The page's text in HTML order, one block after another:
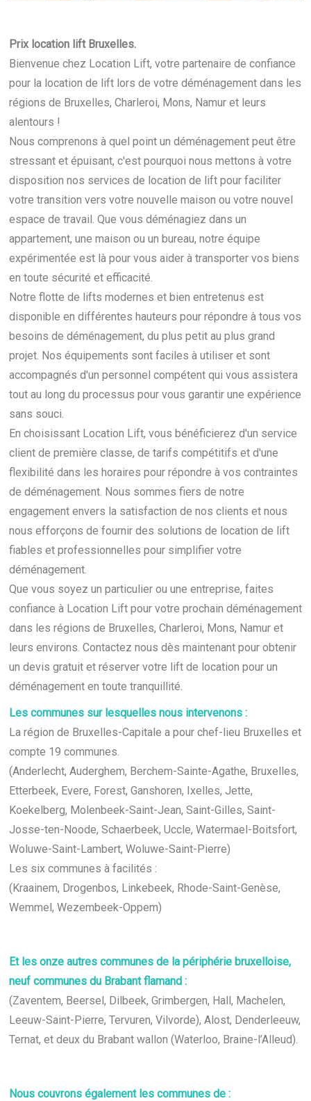
Prix location lift Bruxelles.
Bienvenue chez Location Lift, votre partenaire de confiance
pour la location de lift lors de votre déménagement dans les
régions de Bruxelles, Charleroi, Mons, Namur et leurs
alentours !
Nous comprenons à quel point un déménagement peut être
stressant et épuisant, c'est pourquoi nous mettons à votre
disposition nos services de location de lift pour faciliter
votre transition vers votre nouvelle maison ou votre nouvel
espace de travail. Que vous déménagiez dans un
appartement, une maison ou un bureau, notre équipe
expérimentée est là pour vous aider à transporter vos biens
en toute sécurité et efficacité.
Notre flotte de lifts modernes et bien entretenus est
disponible en différentes hauteurs pour répondre à tous vos
besoins de déménagement, du plus petit au plus grand
projet. Nos équipements sont faciles à utiliser et sont
accompagnés d'un personnel compétent qui vous assistera
tout au long du processus pour vous garantir une expérience
sans souci.
En choisissant Location Lift, vous bénéficierez d'un service
client de première classe, de tarifs compétitifs et d'une
flexibilité dans les horaires pour répondre à vos contraintes
de déménagement. Nous sommes fiers de notre
engagement envers la satisfaction de nos clients et nous
nous efforçons de fournir des solutions de location de lift
fiables et professionnelles pour simplifier votre
déménagement.
Que vous soyez un particulier ou une entreprise, faites
confiance à Location Lift pour votre prochain déménagement
dans les régions de Bruxelles, Charleroi, Mons, Namur et
leurs environs. Contactez nous dès maintenant pour obtenir
un devis gratuit et réserver votre lift de location pour un
déménagement en toute tranquillité.
Les communes sur lesquelles nous intervenons :
La région de Bruxelles-Capitale a pour chef-lieu Bruxelles et
compte 19 communes.
(Anderlecht, Auderghem, Berchem-Sainte-Agathe, Bruxelles,
Etterbeek, Evere, Forest, Ganshoren, Ixelles, Jette,
Koekelberg, Molenbeek-Saint-Jean, Saint-Gilles, Saint-
Josse-ten-Noode, Schaerbeek, Uccle, Watermael-Boitsfort,
Woluwe-Saint-Lambert, Woluwe-Saint-Pierre)
Les six communes à facilités :
(Kraainem, Drogenbos, Linkebeek, Rhode-Saint-Genèse,
Wemmel, Wezembeek-Oppem)
Et les onze autres communes de la périphérie bruxelloise,
neuf communes du Brabant flamand :
(Zaventem, Beersel, Dilbeek, Grimbergen, Hall, Machelen,
Leeuw-Saint-Pierre, Tervuren, Vilvorde), Alost, Denderleeuw,
Ternat, et deux du Brabant wallon (Waterloo, Braine-l’Alleud).
Nous couvrons également les communes de :